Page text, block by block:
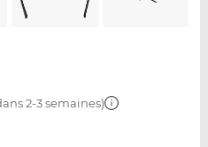
2-3 semaines)